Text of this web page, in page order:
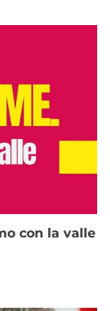
con la valle